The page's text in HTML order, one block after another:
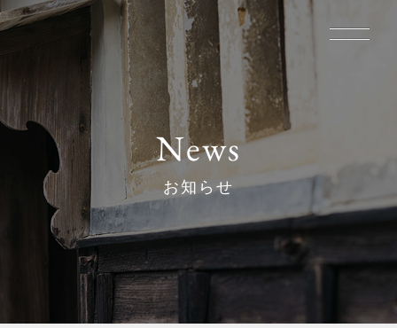
RITAについて
施設一覧
お知らせ
English
News
お知らせ